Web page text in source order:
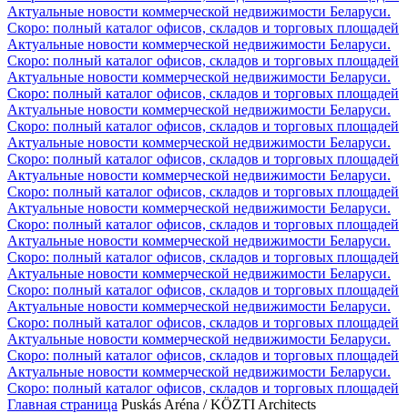
Актуальные новости коммерческой недвижимости Беларуси.
Скоро: полный каталог офисов, складов и торговых площадей
Актуальные новости коммерческой недвижимости Беларуси.
Скоро: полный каталог офисов, складов и торговых площадей
Актуальные новости коммерческой недвижимости Беларуси.
Скоро: полный каталог офисов, складов и торговых площадей
Актуальные новости коммерческой недвижимости Беларуси.
Скоро: полный каталог офисов, складов и торговых площадей
Актуальные новости коммерческой недвижимости Беларуси.
Скоро: полный каталог офисов, складов и торговых площадей
Актуальные новости коммерческой недвижимости Беларуси.
Скоро: полный каталог офисов, складов и торговых площадей
Актуальные новости коммерческой недвижимости Беларуси.
Скоро: полный каталог офисов, складов и торговых площадей
Актуальные новости коммерческой недвижимости Беларуси.
Скоро: полный каталог офисов, складов и торговых площадей
Актуальные новости коммерческой недвижимости Беларуси.
Скоро: полный каталог офисов, складов и торговых площадей
Актуальные новости коммерческой недвижимости Беларуси.
Скоро: полный каталог офисов, складов и торговых площадей
Актуальные новости коммерческой недвижимости Беларуси.
Скоро: полный каталог офисов, складов и торговых площадей
Актуальные новости коммерческой недвижимости Беларуси.
Скоро: полный каталог офисов, складов и торговых площадей
Главная страница Puskás Aréna / KÖZTI Architects